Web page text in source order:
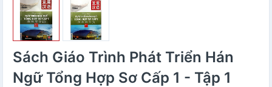
Sách Giáo Trình Phát Triển Hán
Ngữ Tổng Hợp Sơ Cấp 1 - Tập 1